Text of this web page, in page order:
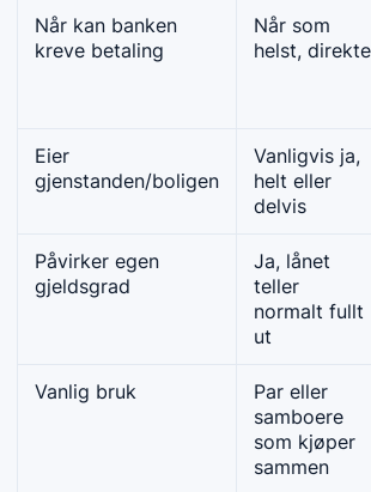
Når kan banken
kreve betaling
Når som
helst, direkte
Eier
gjenstanden/boligen
Vanligvis ja,
helt eller
delvis
Påvirker egen
gjeldsgrad
Ja, lånet
teller
normalt fullt
ut
Vanlig bruk
Par eller
samboere
som kjøper
sammen